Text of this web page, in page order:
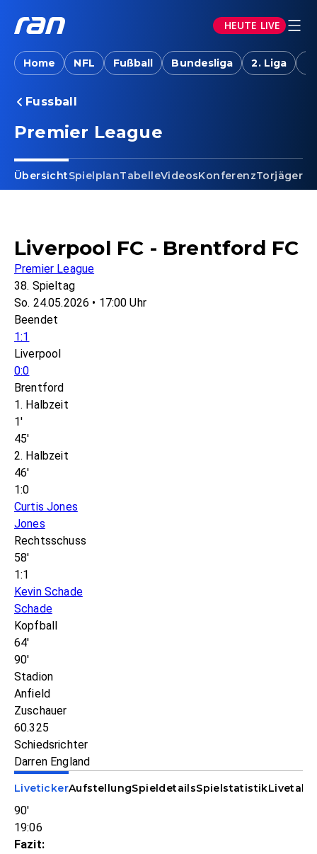
HEUTE LIVE
Home NFL Fußball Bundesliga 2. Liga
Fussball
Premier League
ÜbersichtSpielplanTabelleVideosKonferenzTorjäger
Liverpool FC - Brentford FC
Premier League
38. Spieltag
So. 24.05.2026 • 17:00 Uhr
Beendet
1:1
Liverpool
0:0
Brentford
1. Halbzeit
1'
45'
2. Halbzeit
46'
1:0
Curtis Jones
Jones
Rechtsschuss
58'
1:1
Kevin Schade
Schade
Kopfball
64'
90'
Stadion
Anfield
Zuschauer
60.325
Schiedsrichter
Darren England
LivetickerAufstellungSpieldetailsSpielstatistik
90'
19:06
Fazit: